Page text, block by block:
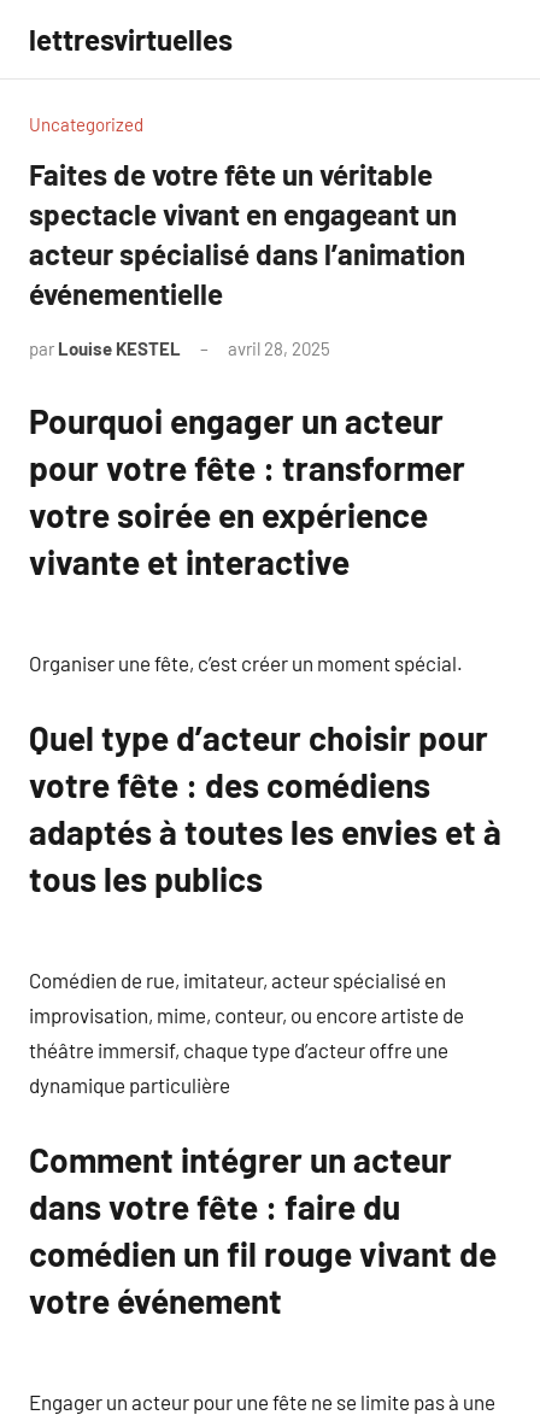
contenu
lettresvirtuelles
Uncategorized
Faites de votre fête un véritable
spectacle vivant en engageant un
acteur spécialisé dans l’animation
événementielle
par Louise KESTEL avril 28, 2025
Pourquoi engager un acteur
pour votre fête : transformer
votre soirée en expérience
vivante et interactive
Organiser une fête, c’est créer un moment spécial.
Quel type d’acteur choisir pour
votre fête : des comédiens
adaptés à toutes les envies et à
tous les publics
Comédien de rue, imitateur, acteur spécialisé en
improvisation, mime, conteur, ou encore artiste de
théâtre immersif, chaque type d’acteur offre une
dynamique particulière
Comment intégrer un acteur
dans votre fête : faire du
comédien un fil rouge vivant de
votre événement
Engager un acteur pour une fête ne se limite pas à une